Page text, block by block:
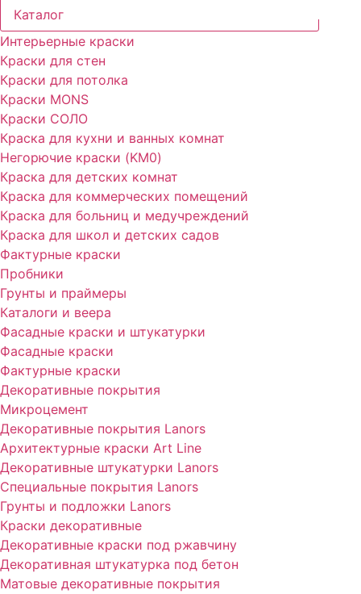
Каталог
Интерьерные краски
Краски для стен
Краски для потолка
Краски MONS
Краски СОЛО
Краска для кухни и ванных комнат
Негорючие краски (KM0)
Краска для детских комнат
Краска для коммерческих помещений
Краска для больниц и медучреждений
Краска для школ и детских садов
Фактурные краски
Пробники
Грунты и праймеры
Каталоги и веера
Фасадные краски и штукатурки
Фасадные краски
Фактурные краски
Декоративные покрытия
Микроцемент
Декоративные покрытия Lanors
Архитектурные краски Art Line
Декоративные штукатурки Lanors
Специальные покрытия Lanors
Грунты и подложки Lanors
Краски декоративные
Декоративные краски под ржавчину
Декоративная штукатурка под бетон
Матовые декоративные покрытия